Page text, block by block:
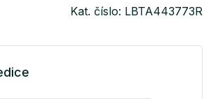
Kat. číslo: LBTA443773R